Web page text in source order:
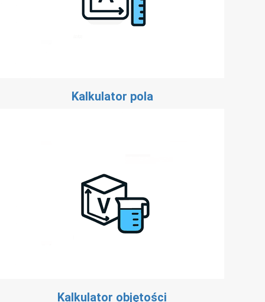
Kalkulator pola
Kalkulator objętości